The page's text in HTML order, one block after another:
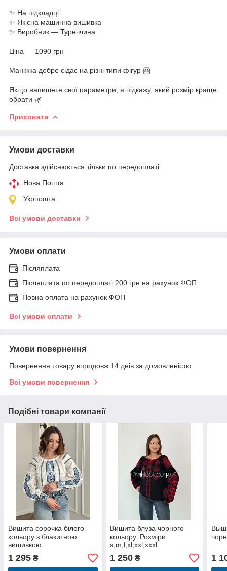
✨ На підкладці
✨ Якісна машинна вишивка
✨ Виробник — Туреччина
Ціна — 1090 грн
Маніжка добре сідає на різні типи фігур 🤗
Якщо напишете свої параметри, я підкажу, який розмір краще
обрати 🌿
Приховати
Умови доставки
Доставка здійснюється тільки по передоплаті.
Нова Пошта
Укрпошта
Всі умови доставки
Умови оплати
Післяплата
Післяплата по передоплаті 200 грн на рахунок ФОП
Повна оплата на рахунок ФОП
Всі умови оплати
Умови повернення
Повернення товару впродовж 14 днів за домовленістю
Всі умови повернення
Подібні товари компанії
Вишита сорочка білого
кольору з блакитною
вишивкою
1 295 ₴
Вишита блуза чорного
кольору. Розміри
s,m,l,xl,xxl,xxxl
1 250₴ 1